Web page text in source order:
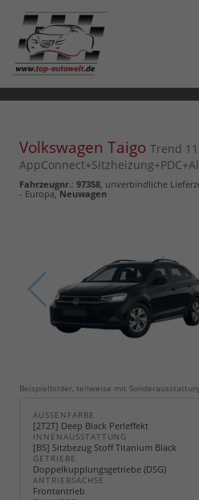
Volkswagen Taigo Trend
Fahrzeugnr.: 97358 , unverbindliche
- Europa,Neuwagen
Beispielbilder, teilweise mit
AUSSENFARBE
[2T2T] Deep Black Perleffekt
INNENAUSSTATTUNG
[BS] Sitzbezug Stoff Titanium Black
GETRIEBE
Doppelkupplungsgetriebe (DSG)
ANTRIEBSACHSE
Frontantrieb